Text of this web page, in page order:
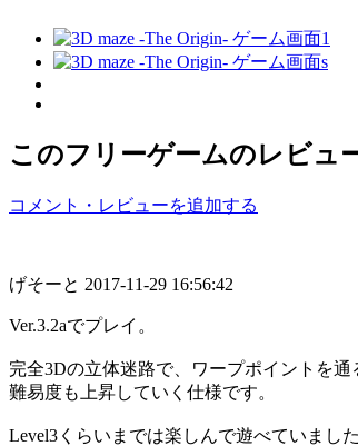
このフリーゲームのレビュ
コメント・レビューを追加する
げそーと 2017-11-29 16:56:42
Ver.3.2aでプレイ。
完全3Dの立体迷路で、ワープポイントを
難易度も上昇していく仕様です。
Level3くらいまでは楽しんで遊べていまし